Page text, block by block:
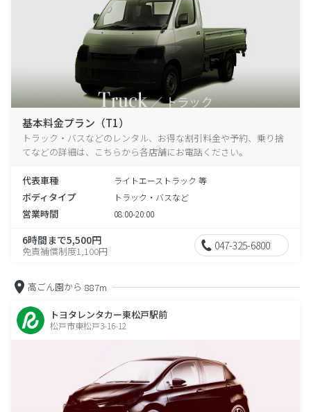
基本料金プラン（T1）
トラック・バスなどのレンタル、お得な割引料金や予約、乗り捨
てなどの詳細は、こちらから各店舗にお電話ください。
代表車種 ライトエーストラック 等
ボディタイプ トラック・バスなど
営業時間 08:00-20:00
6時間まで5,500円
免責補償制度1,100円 047-325-6800
高ごん園から 887m
トヨタレンタカー東松戸駅前
松戸市東松戸3-16-12